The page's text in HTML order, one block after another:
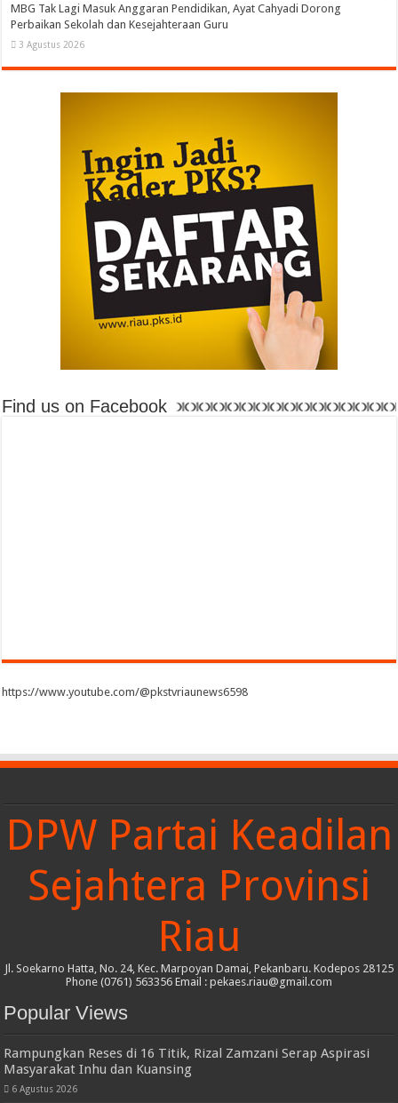
MBG Tak Lagi Masuk Anggaran Pendidikan, Ayat Cahyadi Dorong
Perbaikan Sekolah dan Kesejahteraan Guru
3 Agustus 2026
Find us on Facebook
https://www.youtube.com/@pkstvriaunews6598
DPW Partai Keadilan
Sejahtera Provinsi
Riau
Jl. Soekarno Hatta, No. 24, Kec. Marpoyan Damai, Pekanbaru. Kodepos 28125
Phone (0761) 563356 Email : pekaes.riau@gmail.com
Popular Views
Rampungkan Reses di 16 Titik, Rizal Zamzani Serap Aspirasi
Masyarakat Inhu dan Kuansing
6 Agustus 2026